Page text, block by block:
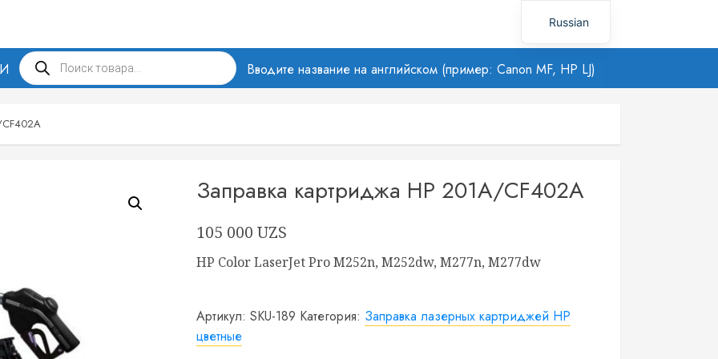
Поиск
товаров Вводите название на английском (пример: Canon MF, HP LJ)
CF402A
Заправка картриджа HP 201A/CF402A
105 000UZS
HP Color LaserJet Pro M252n, M252dw, M277n, M277dw
Артикул:SKU-189 Категория: Заправка лазерных картриджей HP
цветные
Russian
Uzbek